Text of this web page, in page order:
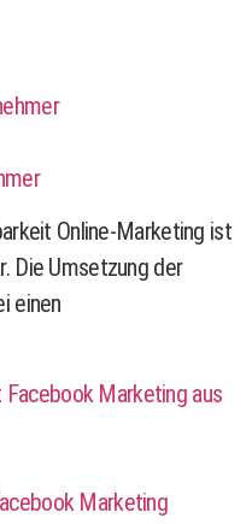
Online-Marketing ist
Die Umsetzung der
einen
Marketing